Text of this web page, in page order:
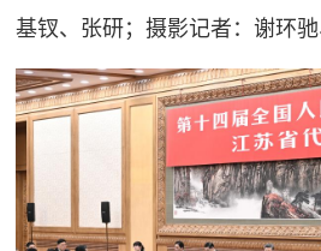
基钗、张研；摄影记者：谢环驰